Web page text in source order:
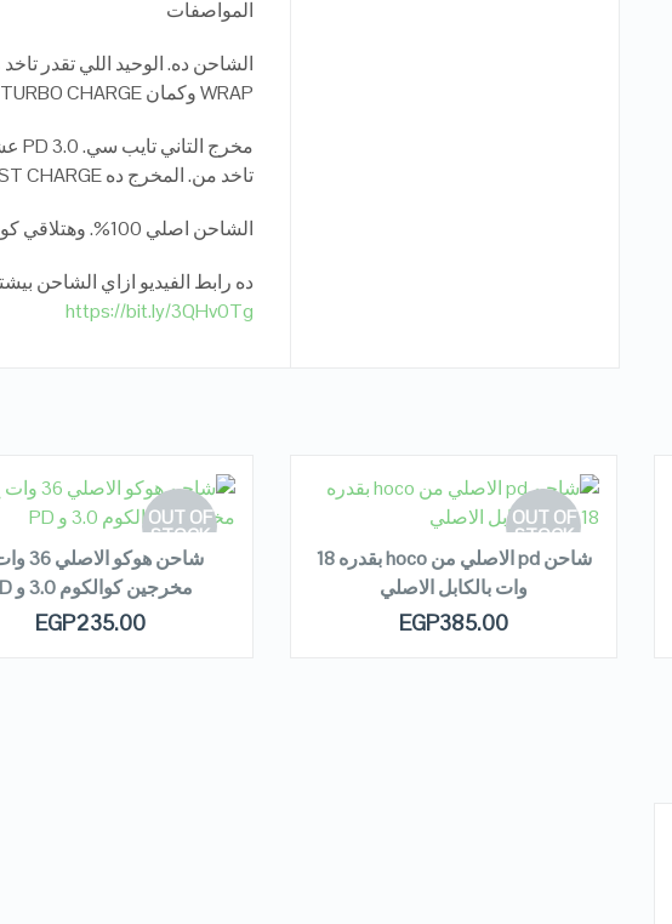
المواصفات
WRAP وكمان TURBO CHARGE لهواتف شاومي
تاخد من. المخرج ده SUPER FAST CHARGE لهواتف سامسونج الداعمه 25 وات
الشاحن اصلي 100%. وهتلاقي كود للخدش للتأكد من اصاله المنتج
ده رابط الفيديو ازاي الشاحن
https://bit.ly/3QHv0Tg
OUT OF
STOCK
QUICK LOOK
READ MORE
شاحن pd الاصلي من hoco بقدره 18
وات بالكابل الاصلي
EGP385.00
OUT OF
STOCK
QUICK LOOK
MORE
شاحن هوكو
مخرجين كوالكوم 3.0 و PD
EGP235.00